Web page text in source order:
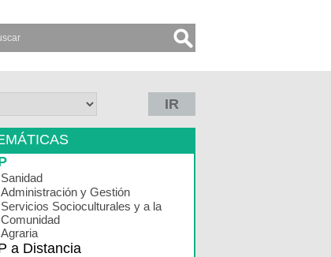
IR
Sanidad
Administración y Gestión
Servicios Socioculturales y a la
Comunidad
Agraria
a Distancia